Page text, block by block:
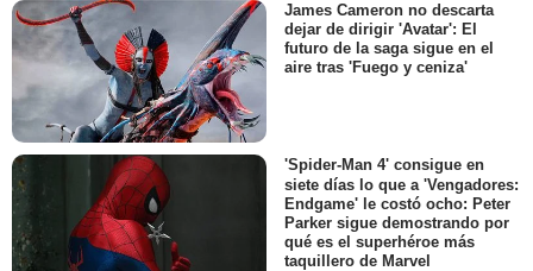
James Cameron no descarta
dejar de dirigir 'Avatar': El
futuro de la saga sigue en el
aire tras 'Fuego y ceniza'
'Spider-Man 4' consigue en
siete días lo que a 'Vengadores:
Endgame' le costó ocho: Peter
Parker sigue demostrando por
qué es el superhéroe más
taquillero de Marvel